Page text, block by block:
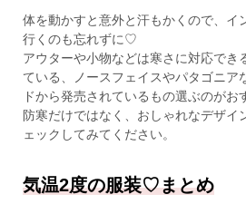
体を動かすと意外と汗もかくので、イ
行くのも忘れずに♡
アウターや小物などは寒さに対応でき
ている、ノースフェイスやパタゴニア
ドから発売されているもの選ぶのがお
防寒だけではなく、おしゃれなデザイ
ェックしてみてください。
気温2度の服装♡まとめ